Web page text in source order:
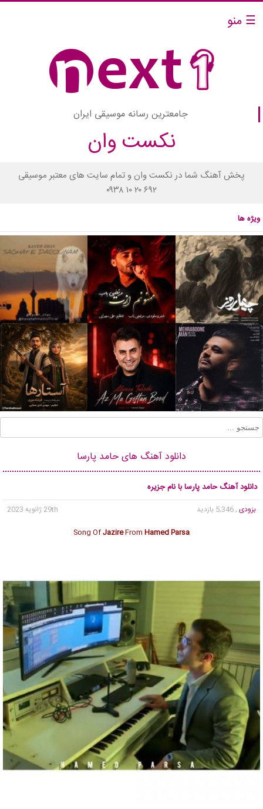
☰ منو
جامعترین رسانه موسیقی ایران
نکست وان
پخش آهنگ شما در نکست وان و تمام سایت های معتبر موسیقی
۰۹۳۸ ۱۰ ۲۰ ۶۹۲
ویژه ها
دانلود آهنگ های حامد پارسا
دانلود آهنگ حامد پارسا با نام جزیره
بزودی , 5,346 بازدید
29th ژانویه 2023
Song OfJazireFrom Hamed Parsa